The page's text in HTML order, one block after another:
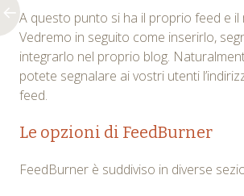
A questo punto si ha il proprio feed e il
Vedremo in seguito come inserirlo,
integrarlo nel proprio blog.
potete segnalare ai vostri utenti
feed.
Le opzioni di FeedBurner
FeedBurner è suddiviso in diverse